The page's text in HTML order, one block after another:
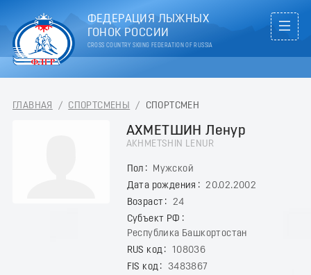
ФЕДЕРАЦИЯ ЛЫЖНЫХ
ГОНОК РОССИИ
CROSS COUNTRY SKIING FEDERATION OF RUSSIA
ГЛАВНАЯ / СПОРТСМЕНЫ / СПОРТСМЕН
АХМЕТШИН Ленур
AKHMETSHIN LENUR
Пол
Мужской
Дата рождения
20.02.2002
Возраст
24
Субъект РФ
Республика Башкортостан
RUS код
108036
FIS код
3483867